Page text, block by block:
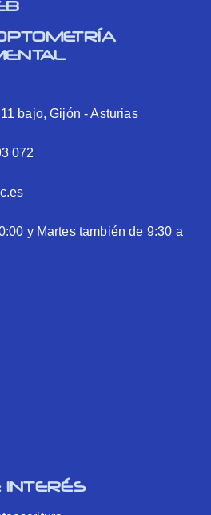
bajo, Gijón - Asturias
072
y Martes también de 9:30 a